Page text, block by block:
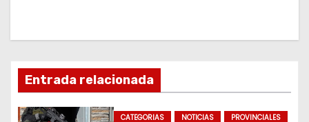
i
ó
n
Entrada relacionada
CATEGORIAS NOTICIAS PROVINCIALES